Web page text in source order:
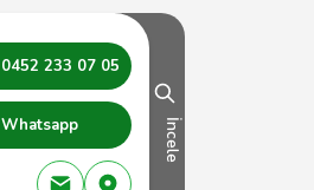
0452 233 07 05
Whatsapp İncele